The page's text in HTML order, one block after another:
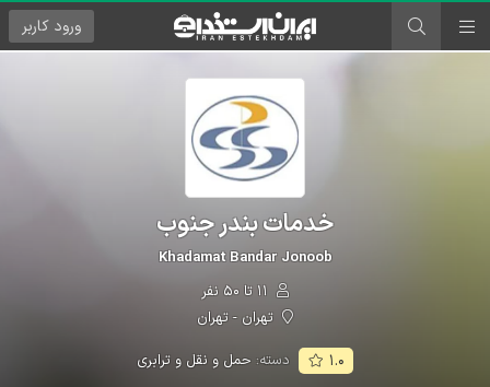
ورود کاربر
خدمات بندر جنوب
Khadamat Bandar Jonoob
تهران - تهران
۱.۰ دسته: حمل و نقل و ترابری